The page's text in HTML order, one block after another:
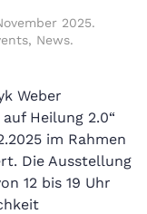
2025.
, News.
Weber
Heilung 2.0“
im Rahmen
Die Ausstellung
12 bis 19 Uhr